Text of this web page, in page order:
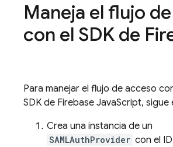
Maneja el flujo
con el SDK de
Para manejar el flujo de acceso
SDK de Firebase JavaScript,
Crea una instancia de un
SAMLAuthProvider con el